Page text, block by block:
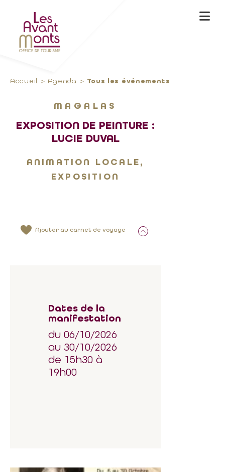
Accueil Agenda Tous les événements
MAGALAS
EXPOSITION DE PEINTURE :
LUCIE DUVAL
ANIMATION LOCALE,
EXPOSITION
Ajouter au carnet de voyage
Dates de la
manifestation
du 06/10/2026
au 30/10/2026
de 15h30 à
19h00